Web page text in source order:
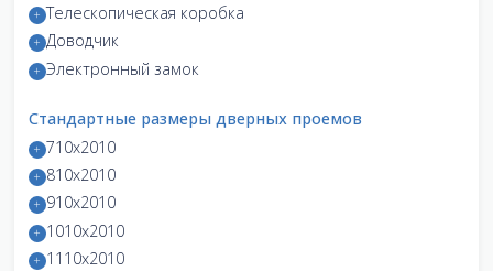
Телескопическая коробка
Доводчик
Электронный замок
Стандартные размеры дверных проемов
710x2010
810x2010
910x2010
1010x2010
1110x2010